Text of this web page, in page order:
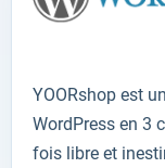
YOORshop est
WordPress en 3
fois libre et